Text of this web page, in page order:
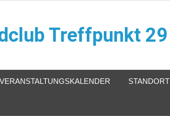
Treffpunkt 29
VERANSTALTUNGSKALENDER STANDORT